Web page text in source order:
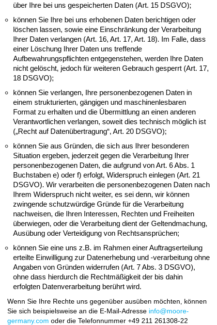
über Ihre bei uns gespeicherten Daten (Art. 15 DSGVO);
können Sie Ihre bei uns erhobenen Daten berichtigen oder
löschen lassen, sowie eine Einschränkung der Verarbeitung
Ihrer Daten verlangen (Art. 16, Art. 17, Art. 18). Im Falle, dass
einer Löschung Ihrer Daten uns treffende
Aufbewahrungspflichten entgegenstehen, werden Ihre Daten
nicht gelöscht, jedoch für weiteren Gebrauch gesperrt (Art. 17,
18 DSGVO);
können Sie verlangen, Ihre personenbezogenen Daten in
einem strukturierten, gängigen und maschinenlesbaren
Format zu erhalten und die Übermittlung an einen anderen
Verantwortlichen verlangen, soweit dies technisch möglich ist
(„Recht auf Datenübertragung“, Art. 20 DSGVO);
können Sie aus Gründen, die sich aus Ihrer besonderen
Situation ergeben, jederzeit gegen die Verarbeitung Ihrer
personenbezogenen Daten, die aufgrund von Art. 6 Abs. 1
Buchstaben e) oder f) erfolgt, Widerspruch einlegen (Art. 21
DSGVO). Wir verarbeiten die personenbezogenen Daten nach
Ihrem Widerspruch nicht weiter, es sei denn, wir können
zwingende schutzwürdige Gründe für die Verarbeitung
nachweisen, die Ihren Interessen, Rechten und Freiheiten
überwiegen, oder die Verarbeitung dient der Geltendmachung,
Ausübung oder Verteidigung von Rechtsansprüchen;
können Sie eine uns z.B. im Rahmen einer Auftragserteilung
erteilte Einwilligung zur Datenerhebung und -verarbeitung ohne
Angaben von Gründen widerrufen (Art. 7 Abs. 3 DSGVO),
ohne dass hierdurch die Rechtmäßigkeit der bis dahin
erfolgten Datenverarbeitung berührt wird.
Wenn Sie Ihre Rechte uns gegenüber ausüben möchten, können
Sie sich beispielsweise an die E-Mail-Adresse info@moore-
germany.com oder die Telefonnummer +49 211 261308-22